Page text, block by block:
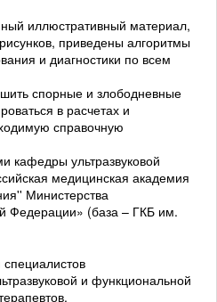
иллюстративный материал,
приведены алгоритмы
и диагностики по всем
спорные и злободневные
в расчетах и
справочную
кафедры ультразвуковой
медицинская академия
Министерства
Федерации» (база – ГКБ им.
и функциональной